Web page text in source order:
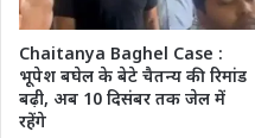
Chaitanya Baghel Case :
भूपेश बघेल के बेटे चैतन्य की रिमांड
बढ़ी, अब 10 दिसंबर तक जेल में
रहेंगे